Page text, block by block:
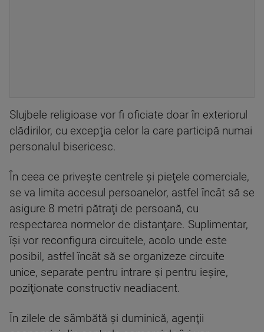
Slujbele religioase vor fi oficiate doar în exteriorul
clădirilor, cu excepţia celor la care participă numai
personalul bisericesc.
În ceea ce priveşte centrele şi pieţele comerciale,
se va limita accesul persoanelor, astfel încât să se
asigure 8 metri pătraţi de persoană, cu
respectarea normelor de distanţare. Suplimentar,
îşi vor reconfigura circuitele, acolo unde este
posibil, astfel încât să se organizeze circuite
unice, separate pentru intrare şi pentru ieşire,
poziţionate constructiv neadiacent.
În zilele de sâmbătă şi duminică, agenţii